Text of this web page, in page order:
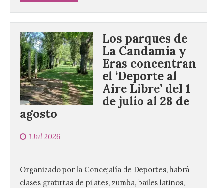
Los parques de
La Candamia y
Eras concentran
el ‘Deporte al
Aire Libre’ del 1
de julio al 28 de
agosto
1 Jul 2026
Organizado por la Concejalía de Deportes, habrá
clases gratuitas de pilates, zumba, bailes latinos,